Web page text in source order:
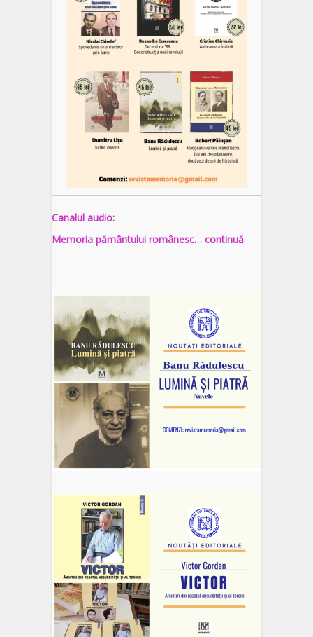
Canalul audio:
Memoria pământului românesc… continuă